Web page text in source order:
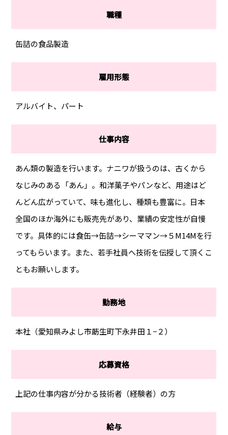
職種
缶詰の食品製造
雇用形態
アルバイト、パート
仕事内容
あん類の製造を行います。ナニワが扱うのは、古くから
なじみのある「あん」。和洋菓子やパンなど、用途はど
んどん広がっていて、味も進化し、種類も豊富に。日本
全国のほか海外にも販売先があり、業績の安定性が自慢
です。具体的には食缶→缶詰→シーママン→５M14Mを行
ってもらいます。また、若手社員へ技術を伝授して頂くこ
ともお願いします。
勤務地
本社（愛知県みよし市莇生町下永井田１−２）
応募資格
上記の仕事内容が分かる技術者（経験者）の方
給与